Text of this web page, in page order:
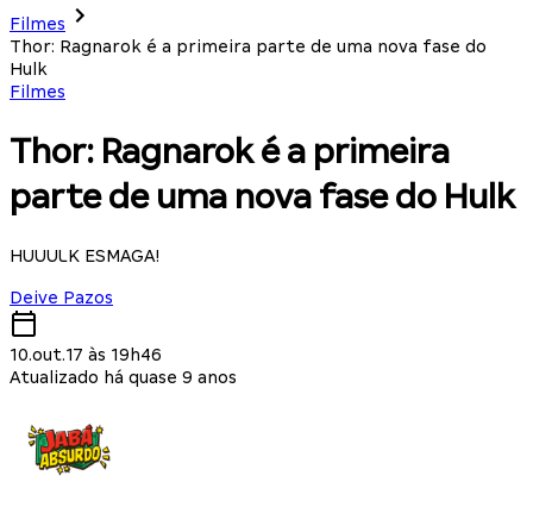
Filmes
Thor: Ragnarok é a primeira parte de uma nova fase do
Hulk
Filmes
Thor: Ragnarok é a primeira
parte de uma nova fase do Hulk
HUUULK ESMAGA!
Deive Pazos
10.out.17 às 19h46
Atualizado há quase 9 anos